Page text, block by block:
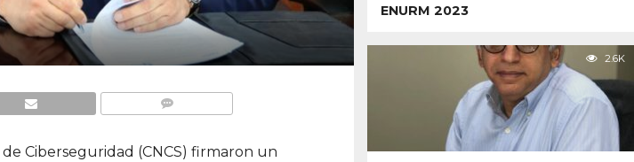
Ciberseguridad (CNCS) firmaron un
ENURM 2023
2.6K